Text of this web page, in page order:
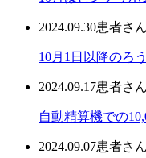
2024.09.30患者さん
10月1日以降のろ
2024.09.17患者さん
自動精算機での
2024.09.07患者さん